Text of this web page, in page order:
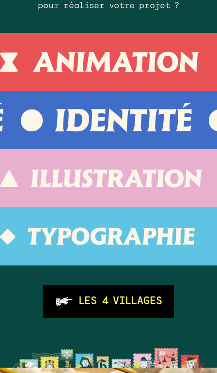
pour réaliser votre projet ?
LES 4 VILLAGES